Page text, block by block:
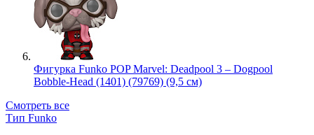
Фигурка Funko POP Marvel: Deadpool 3 – Dogpool
Bobble-Head (1401) (79769) (9,5 см)
Смотреть все
Тип Funko